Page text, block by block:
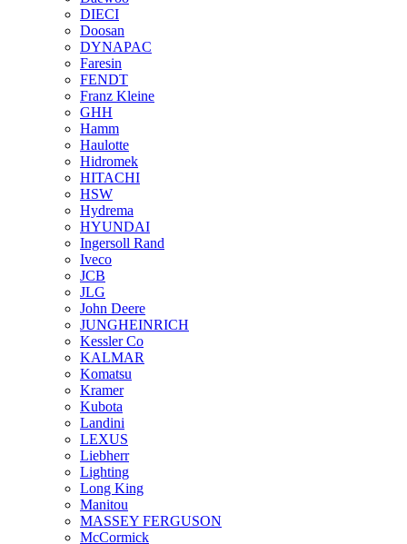
DIECI
Doosan
DYNAPAC
Faresin
FENDT
Franz Kleine
GHH
Hamm
Haulotte
Hidromek
HITACHI
HSW
Hydrema
HYUNDAI
Ingersoll Rand
Iveco
JCB
JLG
John Deere
JUNGHEINRICH
Kessler Co
KALMAR
Komatsu
Kramer
Kubota
Landini
LEXUS
Liebherr
Lighting
Long King
Manitou
MASSEY FERGUSON
McCormick